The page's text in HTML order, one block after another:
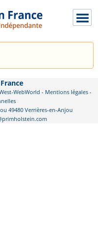
WebWorld - Mentions légales-
49480 Verrières-en-Anjou